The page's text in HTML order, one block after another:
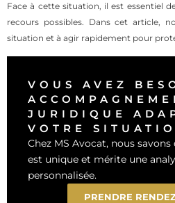
Face à cette situation, il est essentiel
recours possibles. Dans cet article,
situation et à agir rapidement pour
VOUS AVEZ
JURIDIQUE
VOTRE
Chez MS Avocat, nous
est unique et mérite une
personnalisée.
PRENDRE